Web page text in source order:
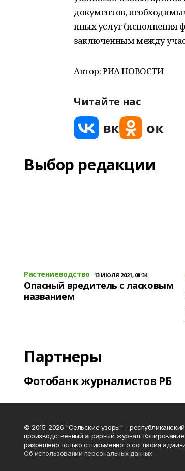
документов,
иных услуг (исполнения
заключенным между
Автор: РИА НОВОСТИ
Читайте нас
Выбор редакции
Растениеводство 13 ИЮЛЯ 2021, 08:34
Опасный вредитель с ласковым
названием
Партнеры
Фотобанк журналистов РБ
© 2015-2026 "Сельские узоры" –
производственный аграрный журнал.
разрешено только с письменного согласия
Об использовании персональных данных